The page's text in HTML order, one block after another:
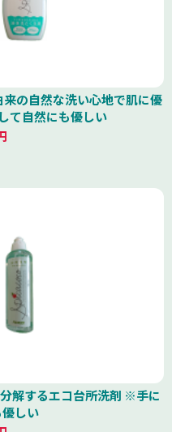
の自然な洗い心地で肌に優
て自然にも優しい
解するエコ台所洗剤 ※手に
しい